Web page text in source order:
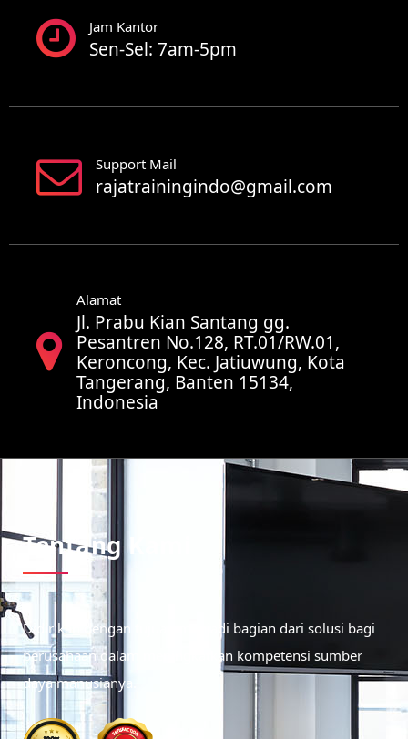
Jam Kantor
Sen-Sel: 7am-5pm
Support Mail
rajatrainingindo@gmail.com
Alamat
Jl. Prabu Kian Santang gg.
Pesantren No.128, RT.01/RW.01,
Keroncong, Kec. Jatiuwung, Kota
Tangerang, Banten 15134,
Indonesia
Tentang Kami
Didirikan dengan tujuan menjadi bagian dari solusi bagi
perusahaan dalam meningkatkan kompetensi sumber
daya manusianya.